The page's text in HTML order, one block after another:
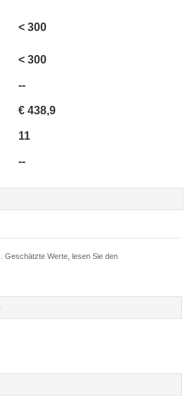
< 300
< 300
--
€ 438,9
11
--
Geschätzte Werte, lesen Sie den